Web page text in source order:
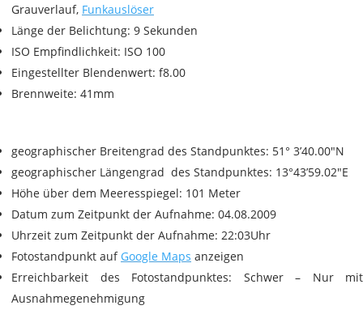
Grauverlauf, Funkauslöser
Länge der Belichtung: 9 Sekunden
ISO Empfindlichkeit: ISO 100
Eingestellter Blendenwert: f8.00
Brennweite: 41mm
geographischer Breitengrad des Standpunktes: 51° 3’40.00″N
geographischer Längengrad des Standpunktes: 13°43’59.02″E
Höhe über dem Meeresspiegel: 101 Meter
Datum zum Zeitpunkt der Aufnahme: 04.08.2009
Uhrzeit zum Zeitpunkt der Aufnahme: 22:03Uhr
Fotostandpunkt auf Google Maps anzeigen
Erreichbarkeit des Fotostandpunktes: Schwer – Nur mit
Ausnahmegenehmigung